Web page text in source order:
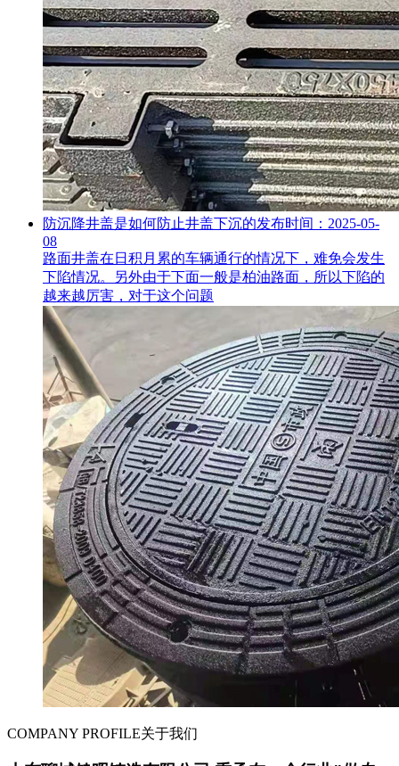
防沉降井盖是如何防止井盖下沉的发布时间：2025-05-
08
路面井盖在日积月累的车辆通行的情况下，难免会发生
下陷情况。另外由于下面一般是柏油路面，所以下陷的
越来越厉害，对于这个问题
COMPANY PROFILE关于我们